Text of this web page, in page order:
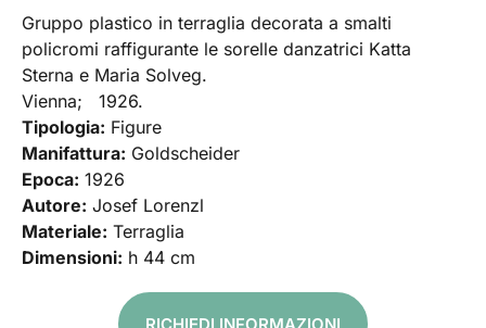
Gruppo plastico in terraglia decorata a smalti
policromi raffigurante le sorelle danzatrici Katta
Sterna e Maria Solveg.
Vienna; 1926.
Tipologia: Figure
Manifattura: Goldscheider
Epoca: 1926
Autore: Josef Lorenzl
Materiale: Terraglia
Dimensioni: h 44 cm